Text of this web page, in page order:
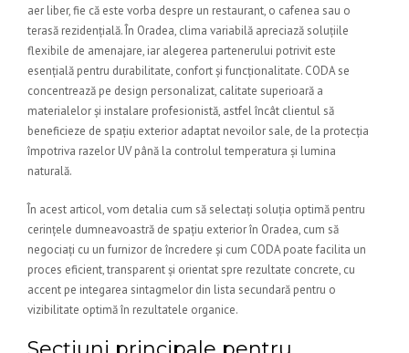
aer liber, fie că este vorba despre un restaurant, o cafenea sau o
terasă rezidențială. În Oradea, clima variabilă apreciază soluțiile
flexibile de amenajare, iar alegerea partenerului potrivit este
esențială pentru durabilitate, confort și funcționalitate. CODA se
concentrează pe design personalizat, calitate superioară a
materialelor și instalare profesionistă, astfel încât clientul să
beneficieze de spațiu exterior adaptat nevoilor sale, de la protecția
împotriva razelor UV până la controlul temperatura și lumina
naturală.
În acest articol, vom detalia cum să selectați soluția optimă pentru
cerințele dumneavoastră de spațiu exterior în Oradea, cum să
negociați cu un furnizor de încredere și cum CODA poate facilita un
proces eficient, transparent și orientat spre rezultate concrete, cu
accent pe integarea sintagmelor din lista secundară pentru o
vizibilitate optimă în rezultatele organice.